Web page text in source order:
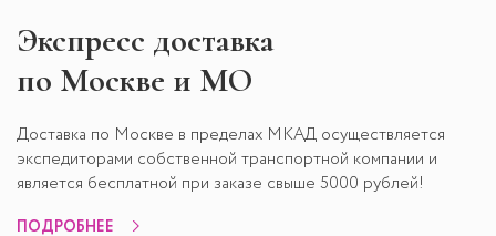
Экспресс доставка
по Москве и МО
Доставка по Москве в пределах МКАД осуществляется
экспедиторами собственной транспортной компании и
является бесплатной при заказе свыше 5000 рублей!
ПОДРОБНЕЕ